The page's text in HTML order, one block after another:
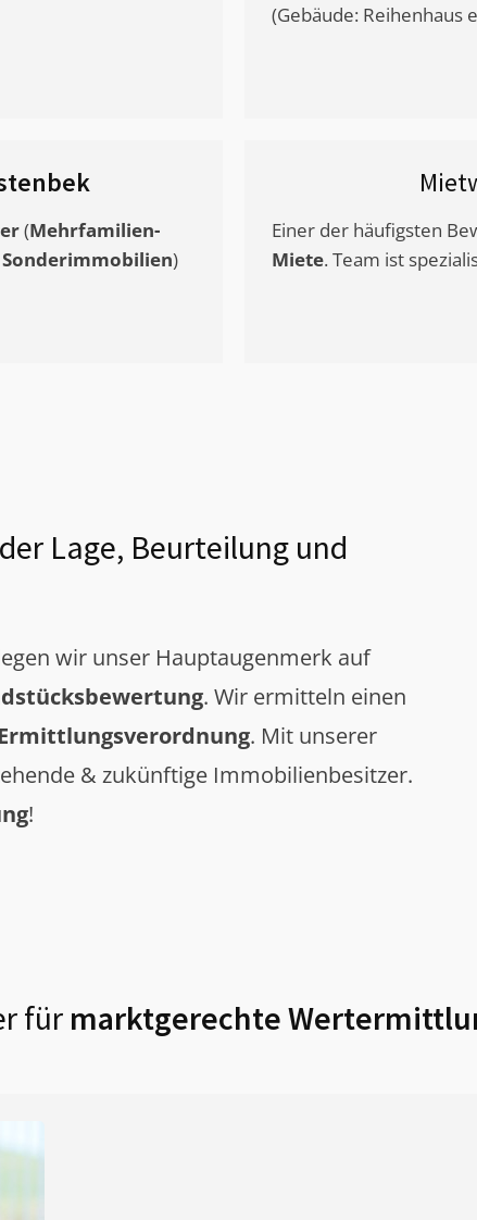
(Gebäude: Reihenhaus
(Mehrfamilien-
Sonderimmobilien)
Einer der häufigsten
Miete. Team ist
Lage, Beurteilung und
wir unser Hauptaugenmerk auf
. Wir ermitteln einen
. Mit unserer
& zukünftige Immobilienbesitzer.
!
fürmarktgerechte